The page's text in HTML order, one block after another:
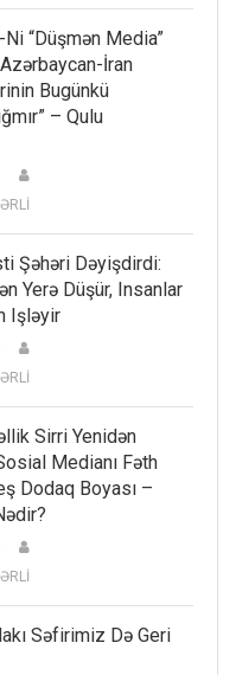
Ni “düşmən Media”
İran
Bugünkü
– Qulu
Şəhəri Dəyişdirdi:
Yerə Düşür, Insanlar
Işləyir
Sirri Yenidən
Medianı Fəth
Dodaq Boyası –
Səfirimiz Də Geri